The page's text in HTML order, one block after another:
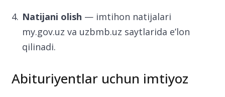
Natijani olish — imtihon natijalari
my.gov.uz va uzbmb.uz saytlarida e’lon
qilinadi.
Abituriyentlar uchun imtiyoz